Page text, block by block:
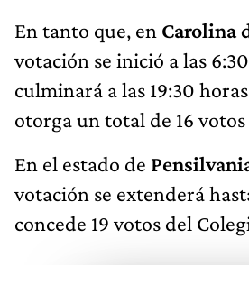
En tanto que, en Carolina
votación se inició a las
culminará a las 19:30
otorga un total de 16
En el estado de
votación se extenderá
concede 19 votos del